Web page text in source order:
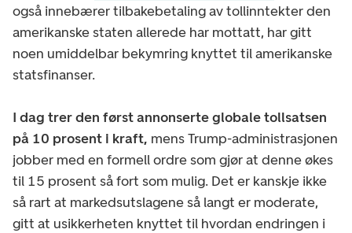
også innebærer tilbakebetaling av tollinntekter den
amerikanske staten allerede har mottatt, har gitt
noen umiddelbar bekymring knyttet til amerikanske
statsfinanser.
I dag trer den først annonserte globale tollsatsen
på 10 prosent i kraft, mens Trump-administrasjonen
jobber med en formell ordre som gjør at denne økes
til 15 prosent så fort som mulig. Det er kanskje ikke
så rart at markedsutslagene så langt er moderate,
gitt at usikkerheten knyttet til hvordan endringen i